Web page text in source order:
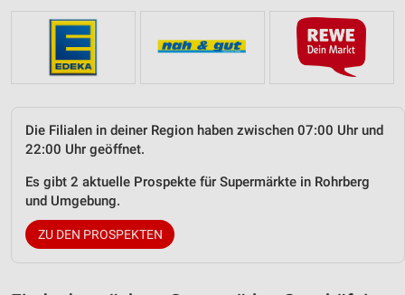
Die Filialen in deiner Region haben zwischen 07:00 Uhr und
22:00 Uhr geöffnet.
Es gibt 2 aktuelle Prospekte für Supermärkte in Rohrberg
und Umgebung.
ZU DEN PROSPEKTEN